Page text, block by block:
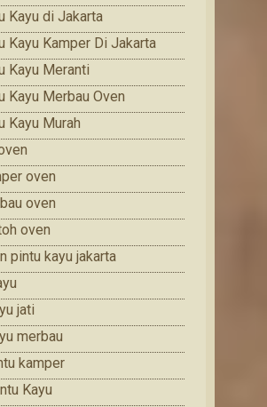
Kayu di Jakarta
Kayu Kamper Di Jakarta
Kayu Meranti
Kayu Merbau Oven
Kayu Murah
oven
oven
oven
pintu kayu jakarta
jati
merbau
kamper
Kayu